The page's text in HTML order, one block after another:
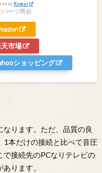
by Rinker
パーツ商会
市場
ショッピング
ります。ただ、品質の良
1本だけの接続と比べて音圧
で接続先のPCなりテレビの
ります。